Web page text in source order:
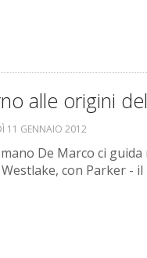
alle origini
11 GENNAIO 2012
De Marco ci guida
con Parker -